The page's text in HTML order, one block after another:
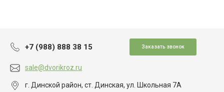
+7 (988) 888 38 15 Заказать звонок
sale@dvorikroz.ru
г. Динской район, ст. Динская, ул. Школьная 7А